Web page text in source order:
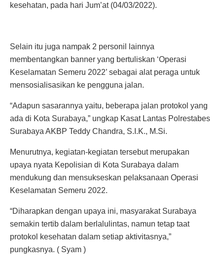
kesehatan, pada hari Jum’at (04/03/2022).
Selain itu juga nampak 2 personil lainnya
membentangkan banner yang bertuliskan ‘Operasi
Keselamatan Semeru 2022’ sebagai alat peraga untuk
mensosialisasikan ke pengguna jalan.
“Adapun sasarannya yaitu, beberapa jalan protokol yang
ada di Kota Surabaya,” ungkap Kasat Lantas Polrestabes
Surabaya AKBP Teddy Chandra, S.I.K., M.Si.
Menurutnya, kegiatan-kegiatan tersebut merupakan
upaya nyata Kepolisian di Kota Surabaya dalam
mendukung dan mensukseskan pelaksanaan Operasi
Keselamatan Semeru 2022.
“Diharapkan dengan upaya ini, masyarakat Surabaya
semakin tertib dalam berlalulintas, namun tetap taat
protokol kesehatan dalam setiap aktivitasnya,”
pungkasnya. ( Syam )